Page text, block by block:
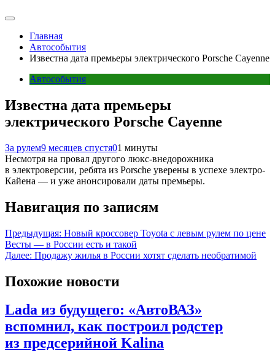
Главная
Автособытия
Известна дата премьеры электрического Porsche Cayenne
Автособытия
Известна дата премьеры
электрического Porsche Cayenne
За рулем9 месяцев спустя01 минуты
Несмотря на провал другого люкс-внедорожника
в электроверсии, ребята из Porsche уверены в успехе электро-
Кайена — и уже анонсировали даты премьеры.
Навигация по записям
Предыдущая: Новый кроссовер Toyota с левым рулем по цене
Весты — в России есть и такой
Далее: Продажу жилья в России хотят сделать необратимой
Похожие новости
Lada из будущего: «АвтоВАЗ»
вспомнил, как построил родстер
из предсерийной Kalina